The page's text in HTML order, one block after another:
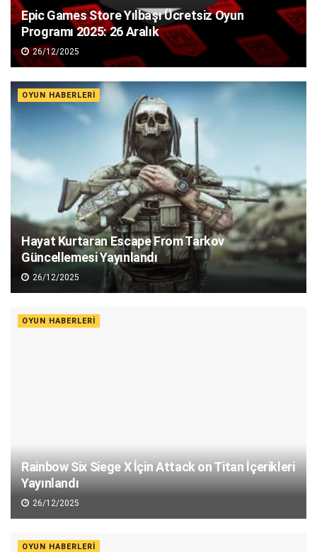
Epic Games Store Yılbaşı Ücretsiz Oyun
Programı 2025: 26 Aralık
26/12/2025
OYUN HABERLERI
Hayat Kurtaran Escape From Tarkov
Güncellemesi Yayınlandı
26/12/2025
OYUN HABERLERI
Rainbow Six Siege X İçin Attack on Titan İçerikleri
Yayınlandı
26/12/2025
OYUN HABERLERI